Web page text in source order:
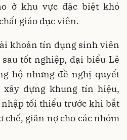
ở khu vực đặc biệt khó
giáo dục viên.
khoản tín dụng sinh viên
tốt nghiệp, đại biểu Lê
hộ nhưng đề nghị quyết
dựng khung tín hiệu,
tối thiểu trước khi bắt
chế, giãn nợ cho các nhóm